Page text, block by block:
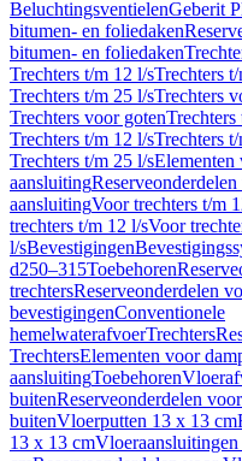
BeluchtingsventielenGeberit
bitumen- en foliedaken
bitumen- en foliedaken
Trechters t/m 12 l/sTrechters
Trechters t/m 25 l/sTrechters
Trechters voor goten
Trechters t/m 12 l/sTrechters
Trechters t/m 25 l/sElementen
aansluiting
aansluitingVoor trechters t/m
trechters t/m 12 l/sVoor
l/sBevestigingen
d250–315Toebehoren
trechtersReserveonderdelen
bevestigingenConventionele
hemelwaterafvoerTrechters
TrechtersElementen voor
aansluitingToebehoren
buitenReserveonderdelen
buitenVloerputten 13 x 13 cm
13 x 13 cm